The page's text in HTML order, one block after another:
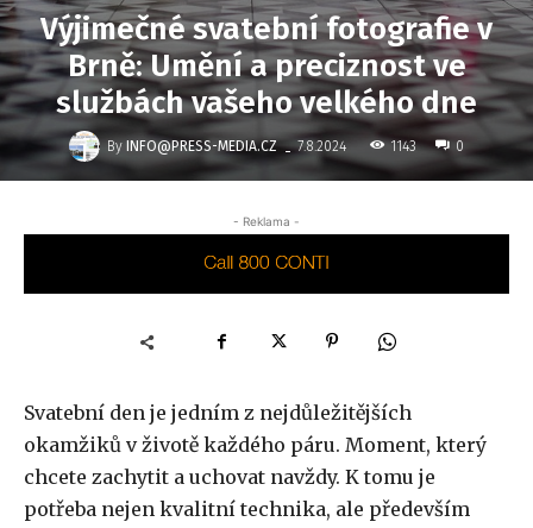
Výjimečné svatební fotografie v
Brně: Umění a preciznost ve
službách vašeho velkého dne
By INFO@PRESS-MEDIA.CZ - 7.8.2024 1143 0
- Reklama -
Svatební den je jedním z nejdůležitějších
okamžiků v životě každého páru. Moment, který
chcete zachytit a uchovat navždy. K tomu je
potřeba nejen kvalitní technika, ale především